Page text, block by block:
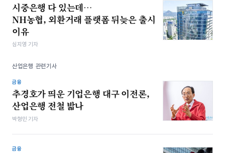
시중은행 다 있는데…
NH농협, 외환거래 플랫폼 뒤늦은 출시
이유
심지영 기자
산업은행 관련기사
금융
추경호가 띄운 기업은행 대구 이전론,
산업은행 전철 밟나
박형민 기자
금융